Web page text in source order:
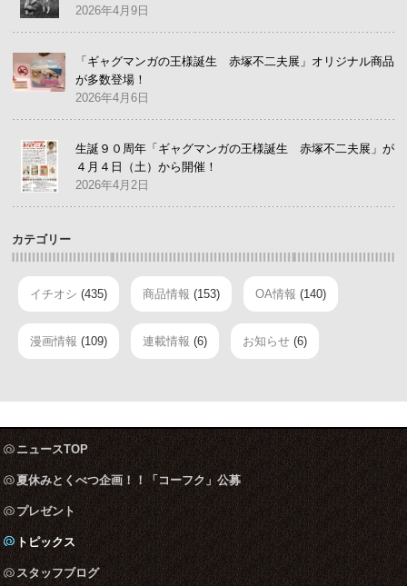
2026年4月9日
「ギャグマンガの王様誕生 赤塚不二夫展」オリジナル商品
が多数登場！
2026年4月6日
生誕９０周年「ギャグマンガの王様誕生 赤塚不二夫展」が
４月４日（土）から開催！
2026年4月2日
カテゴリー
イチオシ (435) 商品情報 (153) OA情報 (140)
漫画情報 (109) 連載情報 (6) お知らせ (6)
ニュースTOP
夏休みとくべつ企画！！「コーフク」公募
プレゼント
トピックス
スタッフブログ